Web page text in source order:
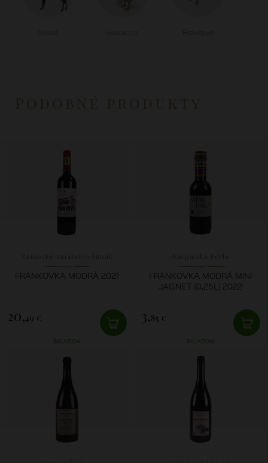
FRANKOVKA MODRÁ 2021
20,49 €
SKLADOM
FRANKOVKA MODRÁ MINI
JAGNET (0,25L) 2022
3,85 €
SKLADOM